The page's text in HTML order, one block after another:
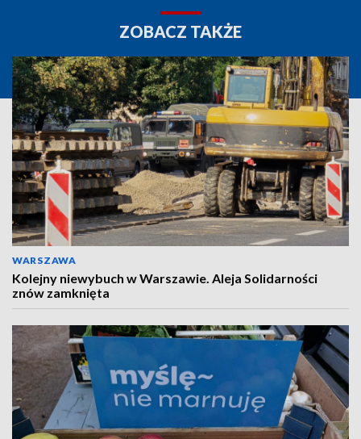
ZOBACZ TAKŻE
WARSZAWA
Kolejny niewybuch w Warszawie. Aleja Solidarności
znów zamknięta